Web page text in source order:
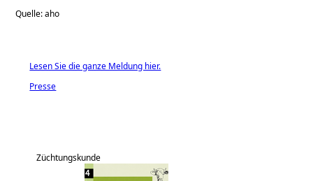
Quelle: aho
Lesen Sie die ganze Meldung hier.
Presse
Züchtungskunde